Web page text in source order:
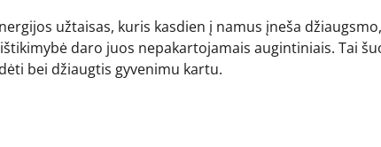
užtaisas, kuris kasdien į namus įneša
daro juos nepakartojamais augintiniais. Tai
bei džiaugtis gyvenimu kartu.